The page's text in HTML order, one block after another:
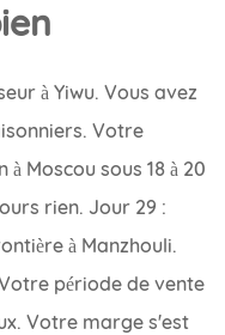
à Yiwu. Vous avez
Votre
Moscou sous 18 à 20
rien. Jour 29 :
à Manzhouli.
période de vente
Votre marge s'est